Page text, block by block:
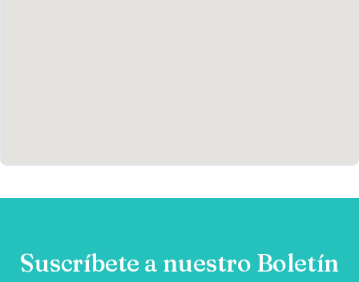
Suscríbete a nuestro Boletín